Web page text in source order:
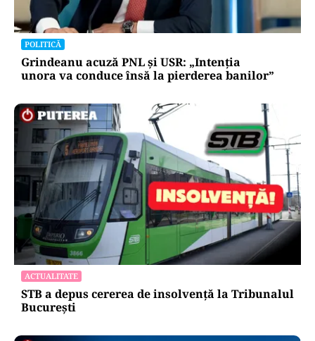
POLITICĂ
Grindeanu acuză PNL și USR: „Intenția
unora va conduce însă la pierderea banilor”
ACTUALITATE
STB a depus cererea de insolvență la Tribunalul
București